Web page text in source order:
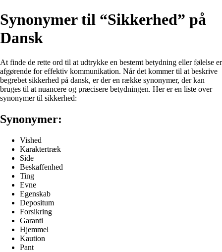
Synonymer til “Sikkerhed” på
Dansk
At finde de rette ord til at udtrykke en bestemt betydning eller følelse er
afgørende for effektiv kommunikation. Når det kommer til at beskrive
begrebet sikkerhed på dansk, er der en række synonymer, der kan
bruges til at nuancere og præcisere betydningen. Her er en liste over
synonymer til sikkerhed:
Synonymer:
Vished
Karaktertræk
Side
Beskaffenhed
Ting
Evne
Egenskab
Depositum
Forsikring
Garanti
Hjemmel
Kaution
Pant